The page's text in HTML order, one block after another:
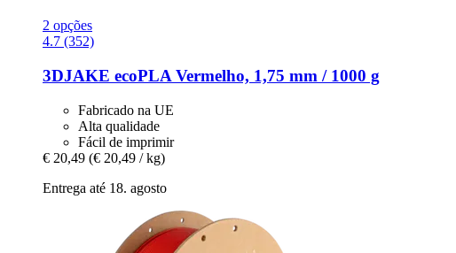
2 opções
4.7 (352)
3DJAKE ecoPLA Vermelho, 1,75 mm / 1000 g
Fabricado na UE
Alta qualidade
Fácil de imprimir
€ 20,49 (€ 20,49 / kg)
Entrega até 18. agosto